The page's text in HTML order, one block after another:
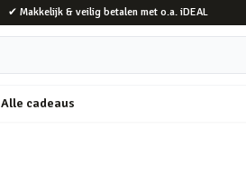
✔ Makkelijk & veilig betalen met o.a. iDEAL
Alle cadeaus